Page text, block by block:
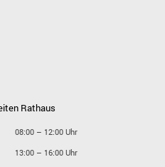
Rathaus
08:00 – 12:00 Uhr
13:00 – 16:00 Uhr